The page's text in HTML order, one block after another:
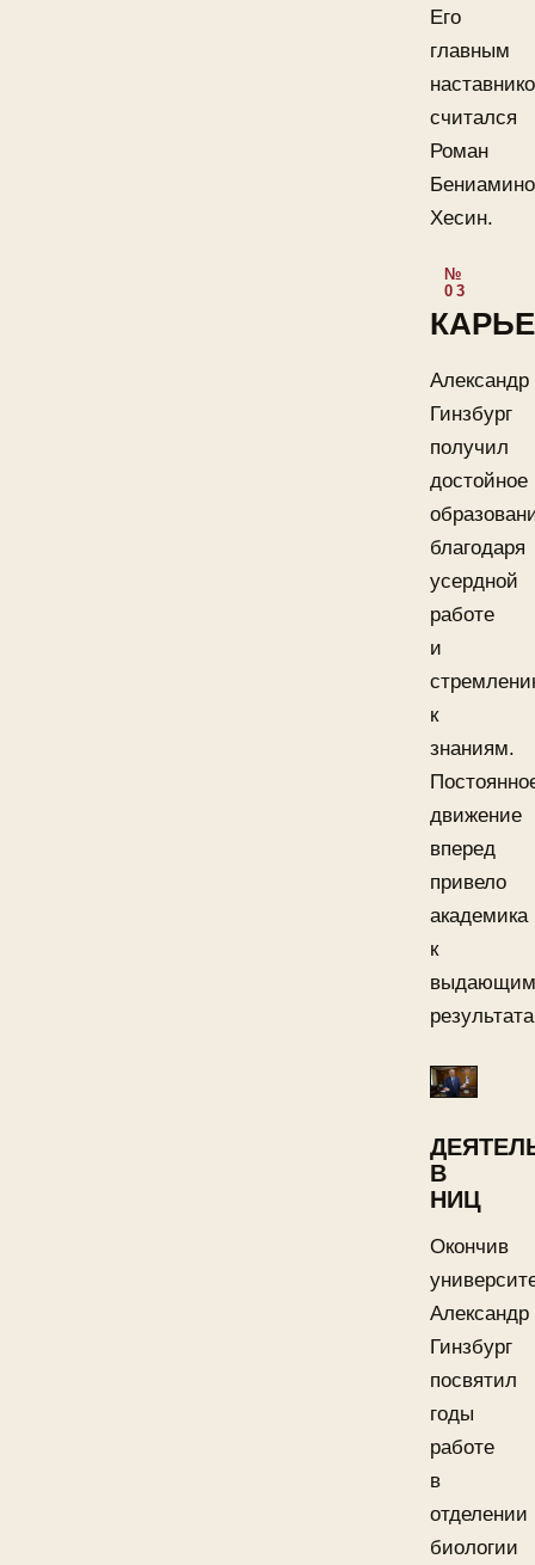
Его
главным
считался
Роман
Хесин.
Александр
Гинзбург
получил
достойное
благодаря
усердной
работе
и
к
знаниям.
движение
вперед
привело
академика
к
В
НИЦ
Окончив
Александр
Гинзбург
посвятил
годы
работе
в
отделении
биологии